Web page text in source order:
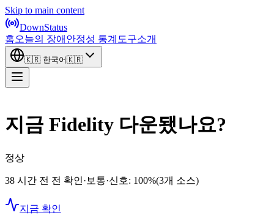
Skip to main content
DownStatus
홈오늘의 장애 안정성 통계 도구소개
🇰🇷 한국어🇰🇷
지금 Fidelity 다운됐나요?
정상
38 시간 전 전 확인· 보통·신호: 100%(3개 소스)
지금 확인